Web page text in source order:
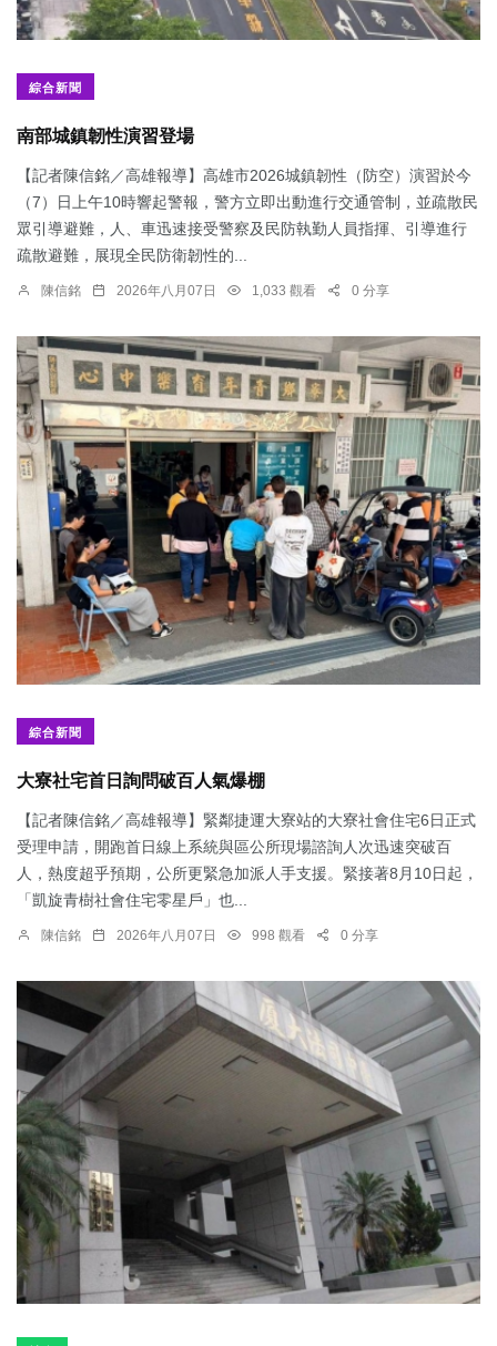
綜合新聞
南部城鎮韌性演習登場
【記者陳信銘／高雄報導】高雄市2026城鎮韌性（防空）演習於今
（7）日上午10時響起警報，警方立即出動進行交通管制，並疏散民
眾引導避難，人、車迅速接受警察及民防執勤人員指揮、引導進行
疏散避難，展現全民防衛韌性的...
陳信銘 2026年八月07日 1,033 觀看 0 分享
綜合新聞
大寮社宅首日詢問破百人氣爆棚
【記者陳信銘／高雄報導】緊鄰捷運大寮站的大寮社會住宅6日正式
受理申請，開跑首日線上系統與區公所現場諮詢人次迅速突破百
人，熱度超乎預期，公所更緊急加派人手支援。緊接著8月10日起，
「凱旋青樹社會住宅零星戶」也...
陳信銘 2026年八月07日 998 觀看 0 分享